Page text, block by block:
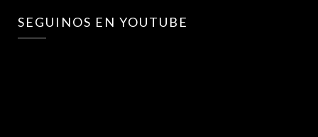
SEGUINOS EN YOUTUBE